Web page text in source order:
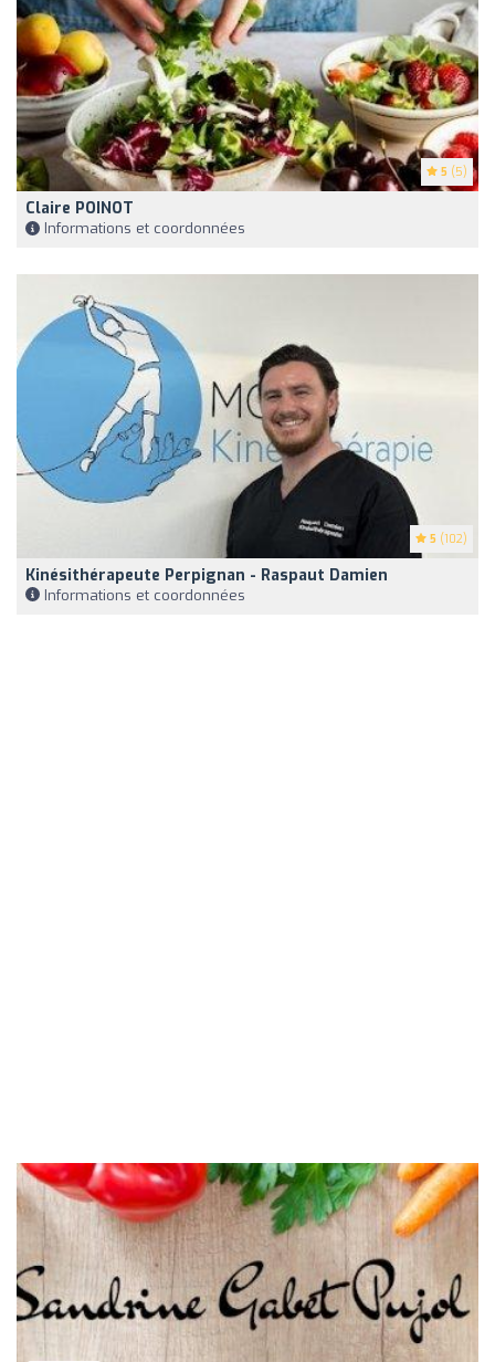
5 (5)
Claire POINOT
Informations et coordonnées
5 (102)
Kinésithérapeute Perpignan - Raspaut Damien
Informations et coordonnées